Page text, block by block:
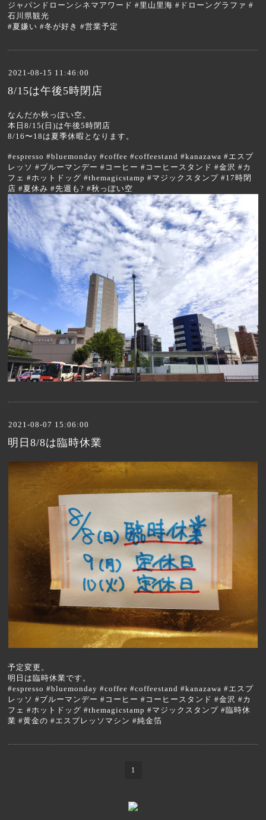
ジャパンドローンシネマアワード #里山里海 #ドローングラファ #
石川県観光
#夏嫌い #冬が好き #営業予定
2021-08-15 11:46:00
8/15は午後5時閉店
なんだか秋っぽい空。
本日8/15(日)は午後5時閉店
8/16〜18は夏季休暇となります。
#espresso #bluemonday #coffee #coffeestand #kanazawa #エスプ
レッソ #ブルーマンデー #コーヒー #コーヒースタンド #金沢 #カ
フェ #ホットドッグ #themagicstamp #マジックスタンプ #17時閉
店 #夏休み #先週も? #秋っぽい空
2021-08-07 15:06:00
明日8/8は臨時休業
予定変更。
明日は臨時休業です。
#espresso #bluemonday #coffee #coffeestand #kanazawa #エスプ
レッソ #ブルーマンデー #コーヒー #コーヒースタンド #金沢 #カ
フェ #ホットドッグ #themagicstamp #マジックスタンプ #臨時休
業 #黄金の #エスプレッソマシン #純金箔
1